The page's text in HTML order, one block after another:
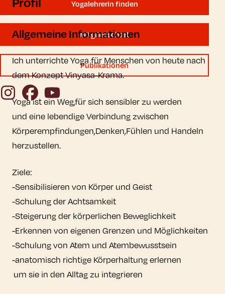
YogalehrerIn finden
Mitgliedschaft
Publikationen
InstagramFacebook
YouTube
Allgemeine Informationen
Ich unterrichte Yoga für Menschen von heute nach
dem Konzept Vinyasa-Krama.
Yoga ist ein Weg,für sich sensibler zu werden
und eine lebendige Verbindung zwischen
Körperempfindungen,Denken,Fühlen und Handeln
herzustellen.
Ziele:
-Sensibilisieren von Körper und Geist
-Schulung der Achtsamkeit
-Steigerung der körperlichen Beweglichkeit
-Erkennen von eigenen Grenzen und Möglichkeiten
-Schulung von Atem und Atembewusstsein
-anatomisch richtige Körperhaltung erlernen
um sie in den Alltag zu integrieren